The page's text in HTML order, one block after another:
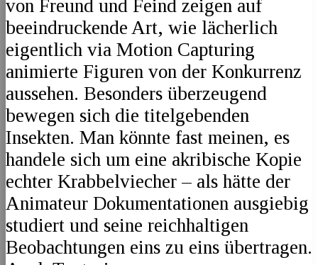
von Freund und Feind zeigen auf
beeindruckende Art, wie lächerlich
eigentlich via Motion Capturing
animierte Figuren von der Konkurrenz
aussehen. Besonders überzeugend
bewegen sich die titelgebenden
Insekten. Man könnte fast meinen, es
handele sich um eine akribische Kopie
echter Krabbelviecher – als hätte der
Animateur Dokumentationen ausgiebig
studiert und seine reichhaltigen
Beobachtungen eins zu eins übertragen.